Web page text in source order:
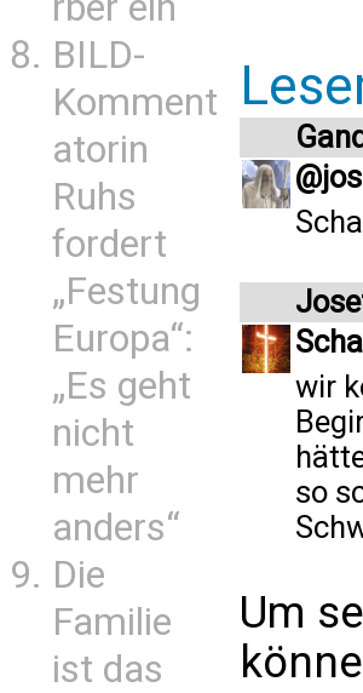
BILD-
Komment
atorin
Ruhs
fordert
„Festung
Europa“:
„Es geht
nicht
mehr
anders“
Die
Familie
ist das
wir
so
Um